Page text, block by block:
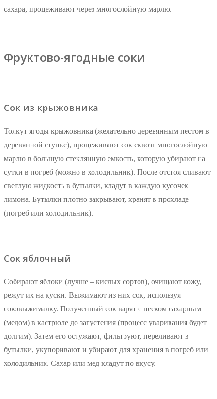
сахара, процеживают через многослойную марлю.
Фруктово-ягодные соки
Сок из крыжовника
Толкут ягоды крыжовника (желательно деревянным пестом в
деревянной ступке), процеживают сок сквозь многослойную
марлю в большую стеклянную емкость, которую убирают на
сутки в погреб (можно в холодильник). После отстоя сливают
светлую жидкость в бутылки, кладут в каждую кусочек
лимона. Бутылки плотно закрывают, хранят в прохладе
(погреб или холодильник).
Сок яблочный
Собирают яблоки (лучше – кислых сортов), очищают кожу,
режут их на куски. Выжимают из них сок, используя
соковыжималку. Полученный сок варят с песком сахарным
(медом) в кастрюле до загустения (процесс уваривания будет
долгим). Затем его остужают, фильтруют, переливают в
бутылки, укупоривают и убирают для хранения в погреб или
холодильник. Сахар или мед кладут по вкусу.